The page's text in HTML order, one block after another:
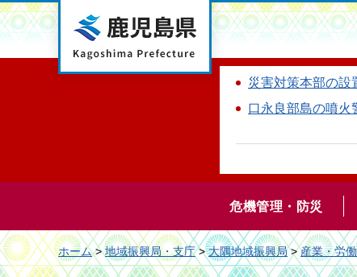
鹿児島県
災害対策本部の設
口永良部島の噴火
危機管理・防災
ホーム>地域振興局・支庁>大隅地域振興局>産業・労働